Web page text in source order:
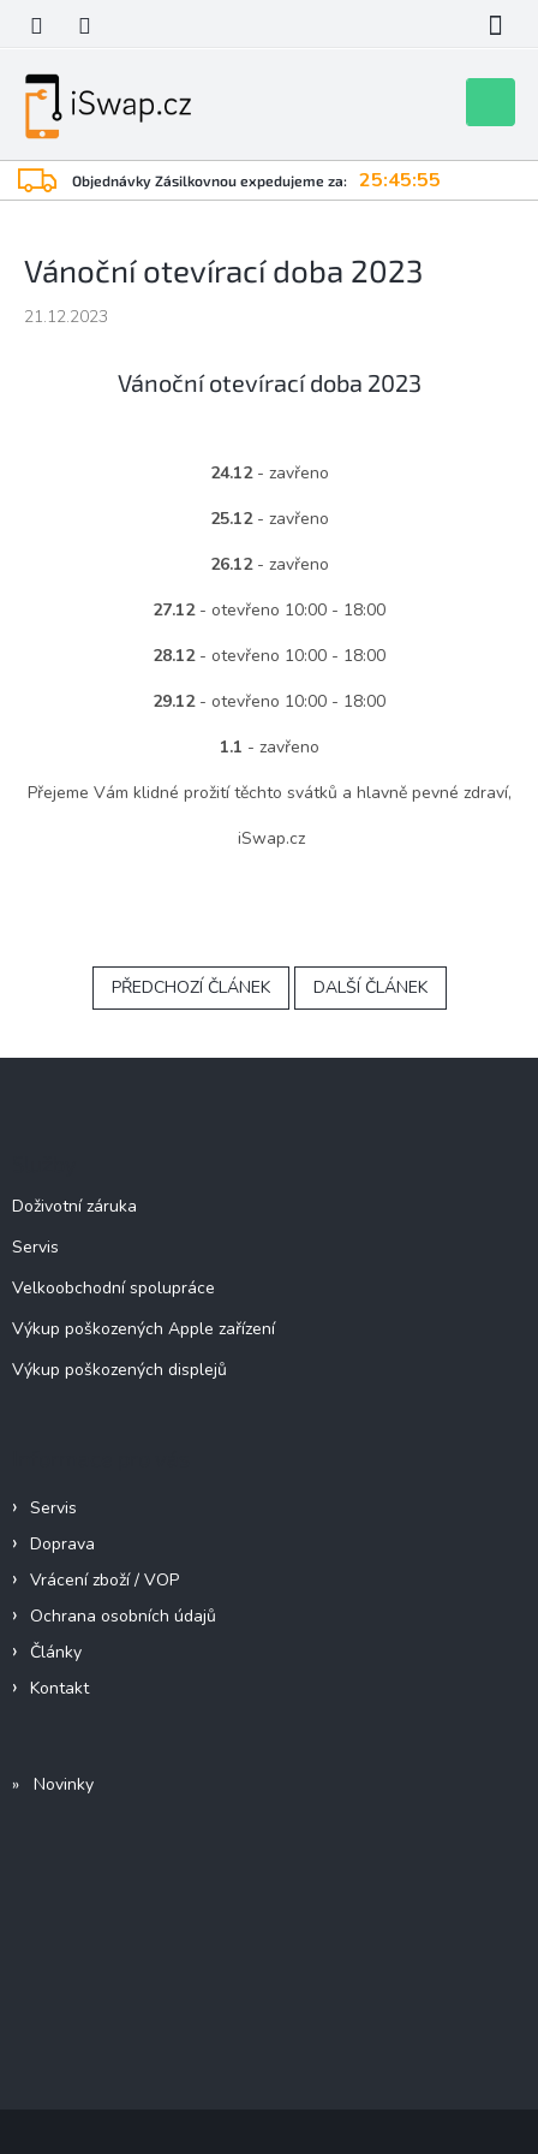
obsah
Objednávky Zásilkovnou expedujeme za: 25:45:55
košík
Vánoční otevírací doba 2023
21.12.2023
Vánoční otevírací doba 2023
24.12 - zavřeno
25.12- zavřeno
26.12- zavřeno
27.12- otevřeno 10:00 - 18:00
28.12- otevřeno 10:00 - 18:00
29.12- otevřeno 10:00 - 18:00
1.1 - zavřeno
Přejeme Vám klidné prožití těchto svátků a hlavně pevné zdraví,
iSwap.cz
PŘEDCHOZÍ ČLÁNEK DALŠÍ ČLÁNEK
Doživotní záruka
Servis
Velkoobchodní spolupráce
Výkup poškozených Apple zařízení
Výkup poškozených displejů
Servis
Doprava
Vrácení zboží / VOP
Ochrana osobních údajů
Články
Kontakt
» Novinky